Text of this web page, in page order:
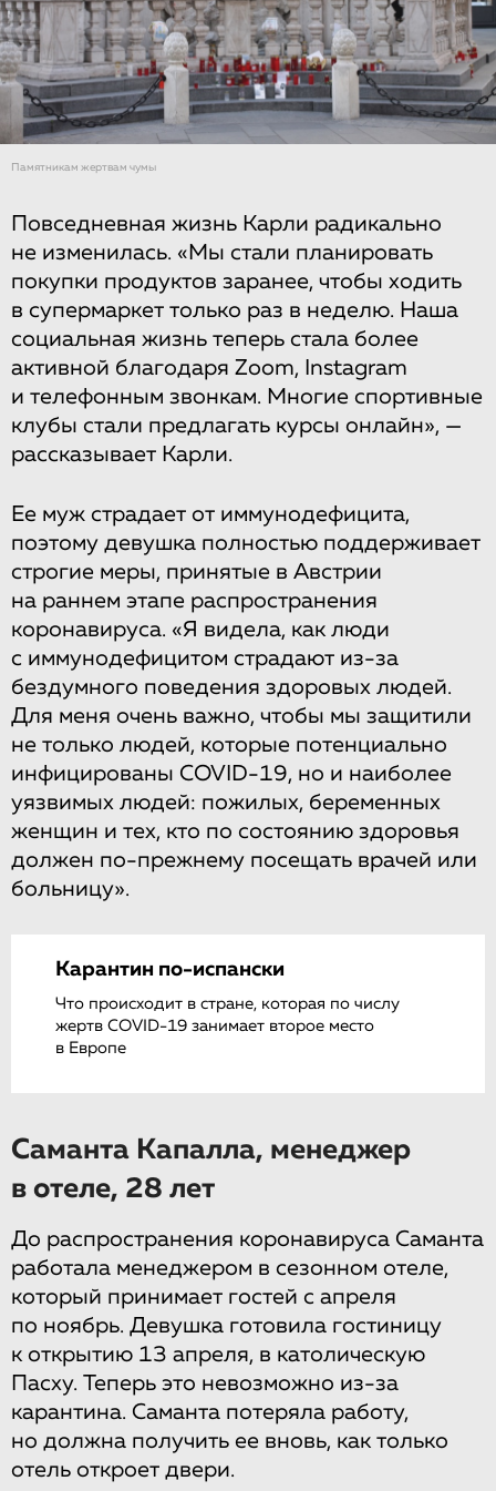
Памятникам жертвам чумы
Повседневная жизнь Карли радикально
не изменилась. «Мы стали планировать
покупки продуктов заранее, чтобы ходить
в супермаркет только раз в неделю. Наша
социальная жизнь теперь стала более
активной благодаря Zoom, Instagram
и телефонным звонкам. Многие спортивные
клубы стали предлагать курсы онлайн», —
рассказывает Карли.
Ее муж страдает от иммунодефицита,
поэтому девушка полностью поддерживает
строгие меры, принятые в Австрии
на раннем этапе распространения
коронавируса. «Я видела, как люди
с иммунодефицитом страдают из-за
бездумного поведения здоровых людей.
Для меня очень важно, чтобы мы защитили
не только людей, которые потенциально
инфицированы COVID-19, но и наиболее
уязвимых людей: пожилых, беременных
женщин и тех, кто по состоянию здоровья
должен по-прежнему посещать врачей или
больницу».
Карантин по-испански
Что происходит в стране, которая по числу
жертв COVID-19 занимает второе место
в Европе
Саманта Капалла, менеджер
в отеле, 28 лет
До распространения коронавируса Саманта
работала менеджером в сезонном отеле,
который принимает гостей с апреля
по ноябрь. Девушка готовила гостиницу
к открытию 13 апреля, в католическую
Пасху. Теперь это невозможно из-за
карантина. Саманта потеряла работу,
но должна получить ее вновь, как только
отель откроет двери.